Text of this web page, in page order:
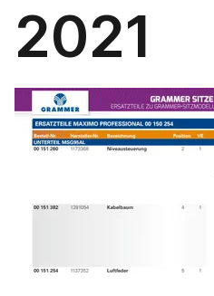
2021